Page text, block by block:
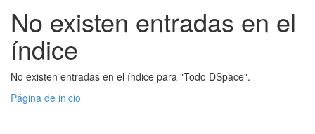
No existen entradas en el
índice
No existen entradas en el índice para "Todo DSpace".
Página de inicio